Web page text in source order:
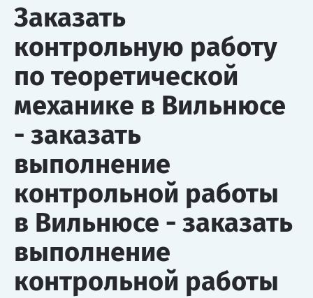
Заказать
контрольную работу
по теоретической
механике в Вильнюсе
- заказать
выполнение
контрольной работы
в Вильнюсе - заказать
выполнение
контрольной работы